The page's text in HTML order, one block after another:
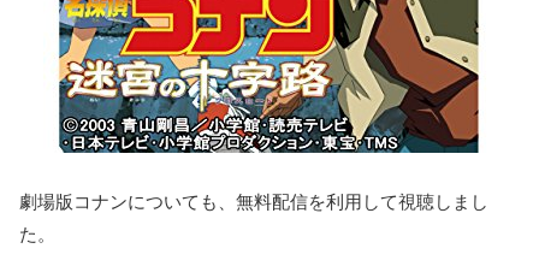
劇場版コナンについても、無料配信を利用して視聴しまし
た。